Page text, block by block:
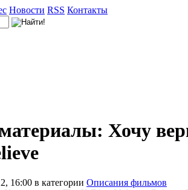
Новости RSS Контакты
Хочу
16:00 в категории Описания фильмов